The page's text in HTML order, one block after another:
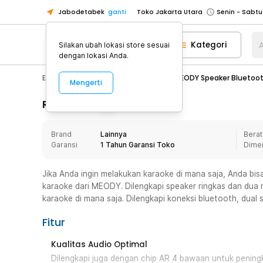
Jabodetabek ganti Toko Jakarta Utara
Toko Tangerang
Toko Cikupa
Pick n Go Jakarta Barat
Senin -
Pick n Go Bekasi
Senin - Jumat
Senin - Jumat
Senin -
Senin -
Toko Tangerang
Toko Cikupa
Pick n Go Jakarta Barat
Senin -
Senin - Jumat
Pick n Go Depok
Senin - Jumat
Kategori
Electronic Audio MEODY Speaker
Rincian Produk
Brand
Lainnya
Garansi
1 Tahun Garansi Toko
Jika Anda ingin melakukan karaoke di mana saja, Anda
karaoke dari MEODY. Dilengkapi speaker ringkas dan
karaoke di mana saja. Dilengkapi koneksi bluetooth, dual
Fitur
Kualitas Audio Optimal
Dilengkapi juga dengan chip AR 4 bawaan untuk
Silakan ubah lokasi store sesuai
dengan lokasi Anda.
Mengerti